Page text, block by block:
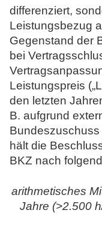
differenziert,
Leistungsbezug
Gegenstand der
bei
Leistungspreis („
den letzten
B. aufgrund
hält die
BKZ nach
arithmetisches
Jahre (>2.500